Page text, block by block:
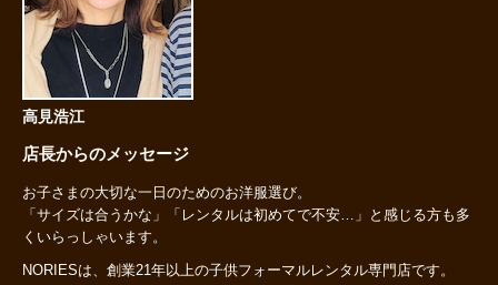
高見浩江
店長からのメッセージ
お子さまの大切な一日のためのお洋服選び。
「サイズは合うかな」「レンタルは初めてで不安…」と感じる方も多
くいらっしゃいます。
NORIESは、創業21年以上の子供フォーマルレンタル専門店です。